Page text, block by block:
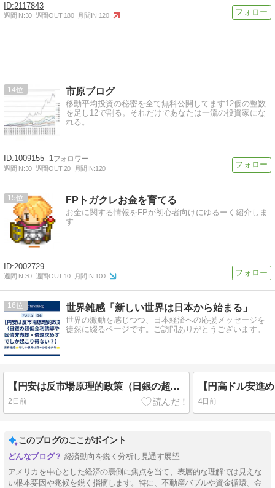
2117843
週間IN:30 週間OUT:180 月間IN:120
14 市原ブログ
移動平均投資の秘密を全て無料公開してます12個の整数
を足し12で割る。それだけであなたは一流の投資家にな
れる。
1009155 1
週間IN:30 週間OUT:20 月間IN:120
15 FPトガクレお金を育てる
お金に関する情報をFPが初心者向けにゆるーく紹介しま
す
2002729
週間IN:30 週間OUT:10 月間IN:100
16 世界雑感「新しい世界は日本から始まる」
世界の激動を感じつつ、日本経済への応援メッセージを
徒然に綴るページです。ご訪問ありがとうございます。
【円安は反市場原理的政策（日銀の超低金利誘導や米国債非売却・償還求めず）でしか起こり得ない？】アメリカ：エクソダス（大脱出）を余儀なくさせる「不動産」バブルを膨張させるのは・・・⑪
2日前 4日前
このブログのここがポイント
経済動向を鋭く分析し見通す展望
アメリカを中心とした経済の裏側に焦点を当て、表層的な理解では見えな
い根本要因や兆候を鋭く指摘します。特に、不動産バブルや資金循環、金